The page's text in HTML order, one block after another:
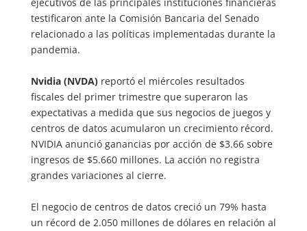
testificaron ante la Comisión Bancaria del Senado
relacionado a las políticas implementadas durante la
pandemia.
Nvidia (NVDA)reportó el miércoles resultados
fiscales del primer trimestre que superaron las
expectativas a medida que sus negocios de juegos y
centros de datos acumularon un crecimiento récord.
NVIDIA anunció ganancias por acción de $3.66 sobre
ingresos de $5.660 millones. La acción no registra
grandes variaciones al cierre.
El negocio de centros de datos creció un 79% hasta
un récord de 2.050 millones de dólares en relación al